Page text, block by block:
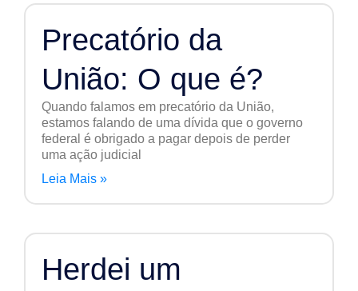
Precatório da
União: O que é?
Quando falamos em precatório da União,
estamos falando de uma dívida que o governo
federal é obrigado a pagar depois de perder
uma ação judicial
Leia Mais »
Herdei um